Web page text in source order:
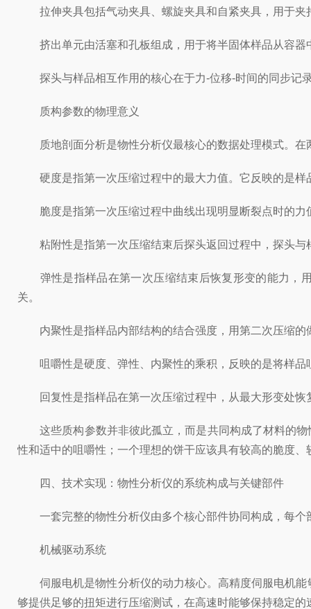
拉伸夹具包括气动夹具、螺旋夹具和自紧夹具，用于夹
挤出单元由活塞和孔板组成，用于将半固体样品从容器
探头与样品相互作用的核心在于力-位移-时间的同步记录
质构参数的物理意义
质地剖面分析是物性分析仪最核心的数据处理模式。在
硬度是指第一次压缩过程中的最大力值。它反映的是样
脆度是指第一次压缩过程中曲线出现明显断裂点时的力
粘附性是指第一次压缩结束后探头返回过程中，探头与
弹性是指样品在第一次压缩结束后恢复形变的能力，用
关。
内聚性是指样品内部结构的结合强度，用第二次压缩的
咀嚼性是硬度、弹性、内聚性的乘积，反映的是将样品
回复性是指样品在第一次压缩过程中，从最大形变处恢
这些质构参数并非彼此孤立，而是共同构成了材料的物
性和适中的咀嚼性；一个理想的饼干应该具有较高的脆度
四、技术实现：物性分析仪的系统构成与关键部件
一套完整的物性分析仪由多个核心部件协同构成，每个
机械驱动系统
伺服电机是物性分析仪的动力核心。高精度伺服电机能
够提供足够的扭矩进行压缩测试，在高速时能够保持稳定的